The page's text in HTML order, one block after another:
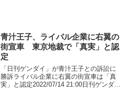
青汁王子、ライバル企業に右翼の
街宣車 東京地裁で「真実」と認
定
「日刊ゲンダイ」が青汁王子との訴訟に
勝訴ライバル企業に右翼の街宣車は「真
実」と認定2022/07/14 21:00日刊ゲンダイ